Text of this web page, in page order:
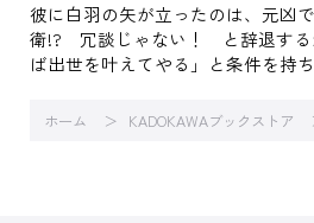
彼に白羽の矢が立ったのは、元凶
衛!? 冗談じゃない！ と辞退する
ば出世を叶えてやる」と条件を持
ホーム KADOKAWAブックストア